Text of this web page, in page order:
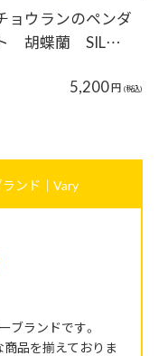
ョウランのペンダ
胡蝶蘭 SIL…
5,200円 (税込)
ンド｜Vary
ブランドです。
品を揃えておりま